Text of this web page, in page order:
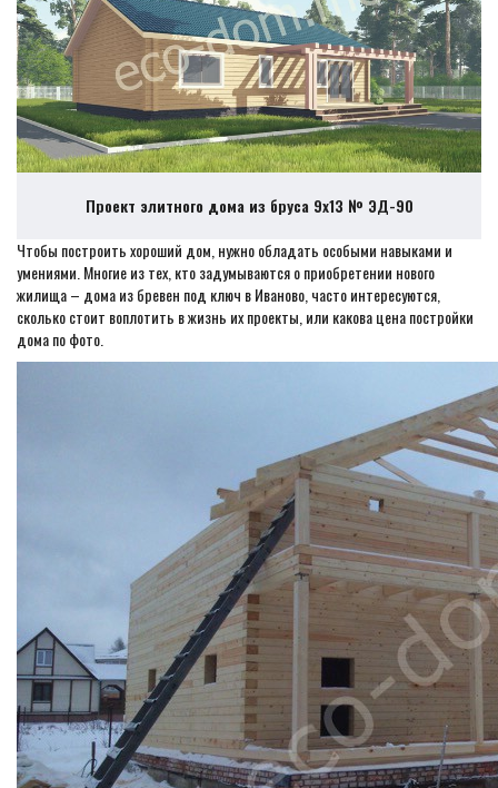
Проект элитного дома из бруса 9х13 № ЭД-90
Чтобы построить хороший дом, нужно обладать особыми навыками и
умениями. Многие из тех, кто задумываются о приобретении нового
жилища – дома из бревен под ключ в Иваново, часто интересуются,
сколько стоит воплотить в жизнь их проекты, или какова цена постройки
дома по фото.